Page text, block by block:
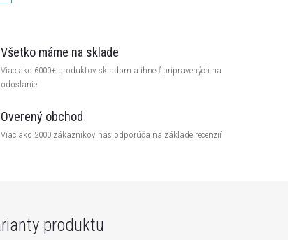
Všetko máme na sklade
Viac ako 6000+ produktov skladom a ihneď pripravených na
odoslanie
Overený obchod
Viac ako 2000 zákazníkov nás odporúča na základe recenzií